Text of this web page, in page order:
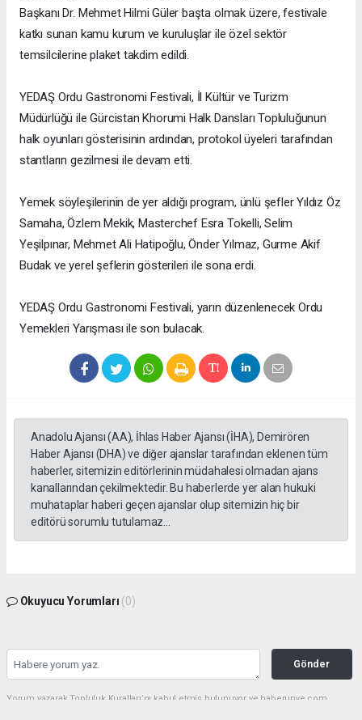
Başkanı Dr. Mehmet Hilmi Güler başta olmak üzere, festivale
katkı sunan kamu kurum ve kuruluşlar ile özel sektör
temsilcilerine plaket takdim edildi.
YEDAŞ Ordu Gastronomi Festivali, İl Kültür ve Turizm
Müdürlüğü ile Gürcistan Khorumi Halk Dansları Topluluğunun
halk oyunları gösterisinin ardından, protokol üyeleri tarafından
stantların gezilmesi ile devam etti.
Yemek söyleşilerinin de yer aldığı program, ünlü şefler Yıldız Öz
Samaha, Özlem Mekik, Masterchef Esra Tokelli, Selim
Yeşilpınar, Mehmet Ali Hatipoğlu, Önder Yılmaz, Gurme Akif
Budak ve yerel şeflerin gösterileri ile sona erdi.
YEDAŞ Ordu Gastronomi Festivali, yarın düzenlenecek Ordu
Yemekleri Yarışması ile son bulacak.
Anadolu Ajansı (AA), İhlas Haber Ajansı (İHA), Demirören
Haber Ajansı (DHA) ve diğer ajanslar tarafından eklenen tüm
haberler, sitemizin editörlerinin müdahalesi olmadan ajans
kanallarından çekilmektedir. Bu haberlerde yer alan hukuki
muhataplar haberi geçen ajanslar olup sitemizin hiç bir
editörü sorumlu tutulamaz...
Okuyucu Yorumları (0)
Gönder
Yorum yazarak Topluluk Kuralları’nı kabul etmiş bulunuyor ve haberunye.com